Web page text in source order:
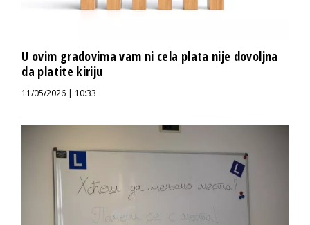
U ovim gradovima vam ni cela plata nije dovoljna
da platite kiriju
11/05/2026 | 10:33